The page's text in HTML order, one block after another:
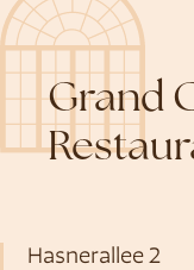
Grand
Hasnerallee 2